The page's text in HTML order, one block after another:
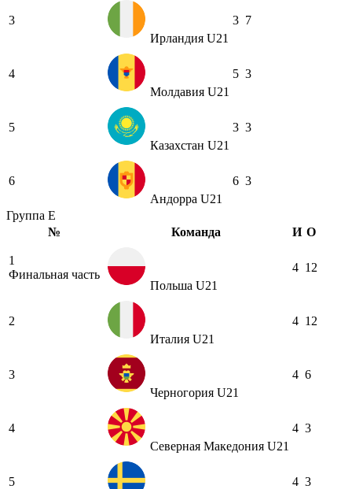
3
Ирландия U21
3 7
4
Молдавия U21
5 3
5
Казахстан U21
3 3
6
Андорра U21
6 3
Группа E
№
Команда И О
1
Финальная часть
Польша U21
4 12
2
Италия U21
4 12
3
Черногория U21
4 6
4
Северная Македония U21
4 3
5
4 3